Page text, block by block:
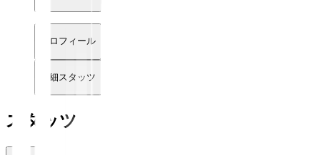
プロフィール
詳細スタッツ
スタッツ